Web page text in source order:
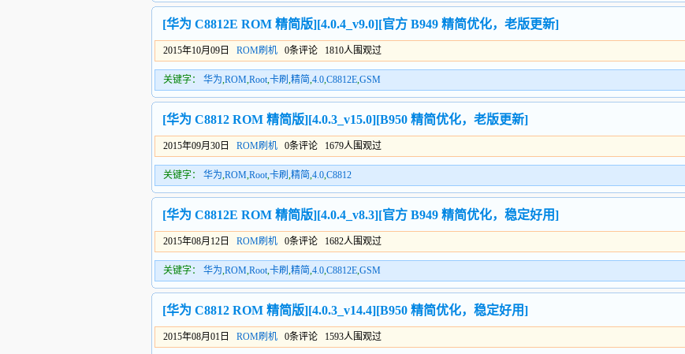
[华为 C8812E ROM 精简版][4.0.4_v9.0][官方 B949 精简优化，老版更新]
2015年10月09日 ROM刷机 0条评论 1810人围观过
关键字： 华为,ROM,Root,卡刷 ,精简,4.0,C8812E,GSM
[华为 C8812 ROM 精简版][4.0.3_v15.0][B950 精简优化，老版更新]
2015年09月30日 ROM刷机 0条评论 1679人围观过
关键字： 华为,ROM,Root,卡刷 ,精简,4.0,C8812
[华为 C8812E ROM 精简版][4.0.4_v8.3][官方 B949 精简优化，稳定好用]
2015年08月12日 ROM刷机 0条评论 1682人围观过
关键字： 华为,ROM,Root,卡刷 ,精简,4.0,C8812E,GSM
[华为 C8812 ROM 精简版][4.0.3_v14.4][B950 精简优化，稳定好用]
2015年08月01日 ROM刷机 0条评论 1593人围观过